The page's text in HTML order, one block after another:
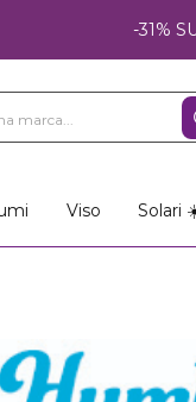
-31%
Viso Solari